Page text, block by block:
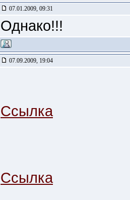
07.01.2009, 09:31
Однако!!!
07.09.2009, 19:04
Ссылка
Ссылка